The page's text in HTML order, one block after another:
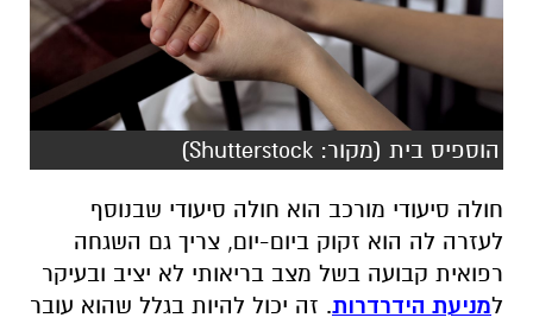
הוספיס בית (מקור: Shutterstock)
חולה סיעודי מורכב הוא חולה סיעודי שבנוסף
לעזרה לה הוא זקוק ביום-יום, צריך גם השגחה
רפואית קבועה בשל מצב בריאותי לא יציב ובעיקר
למניעת הידרדרות. זה יכול להיות בגלל שהוא עובר